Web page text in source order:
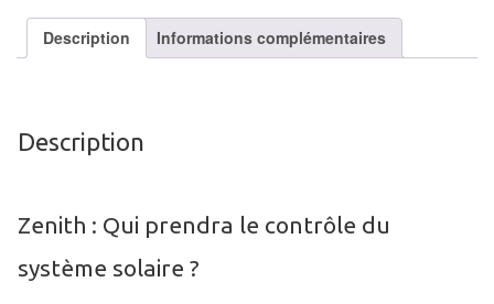
en
Accessoires
de
société
Description Informations complémentaires
Description
Zenith : Qui prendra le contrôle du
système solaire ?